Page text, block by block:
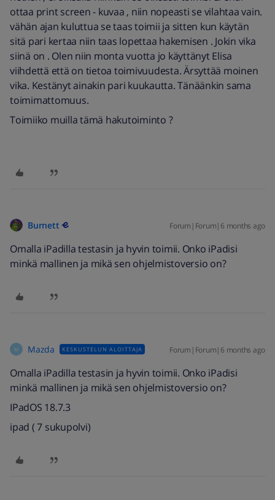
ottaa print screen - kuvaa , niin nopeasti se vilahtaa vain.
vähän ajan kuluttua se taas toimii ja sitten kun käytän
sitä pari kertaa niin taas lopettaa hakemisen . Jokin vika
siinä on . Olen niin monta vuotta jo käyttänyt Elisa
viihdettä että on tietoa toimivuudesta. Ärsyttää moinen
vika. Kestänyt ainakin pari kuukautta. Tänäänkin sama
toimimattomuus.
Toimiiko muilla tämä hakutoiminto ?
Burnett Forum|Forum|6 months ago
Omalla iPadilla testasin ja hyvin toimii. Onko iPadisi
minkä mallinen ja mikä sen ohjelmistoversio on?
M Mazda KESKUSTELUN ALOITTAJA Forum|Forum|6 months ago
Omalla iPadilla testasin ja hyvin toimii. Onko iPadisi
minkä mallinen ja mikä sen ohjelmistoversio on?
IPadOS 18.7.3
ipad ( 7 sukupolvi)